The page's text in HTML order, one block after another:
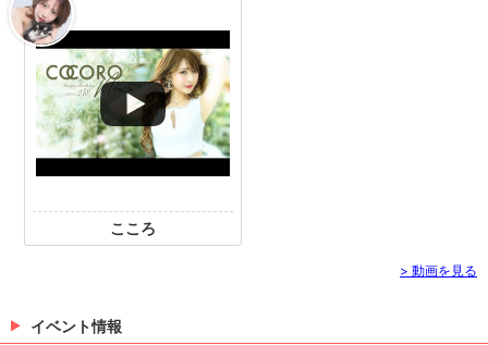
橘えま
こころ
> 動画を見る
イベント情報